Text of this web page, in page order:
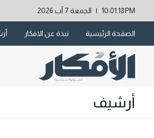
10:01.18PM | الجمعة 7 آب 2026
الصفحة الرئيسية نبذة عن الافكار
أرشيف